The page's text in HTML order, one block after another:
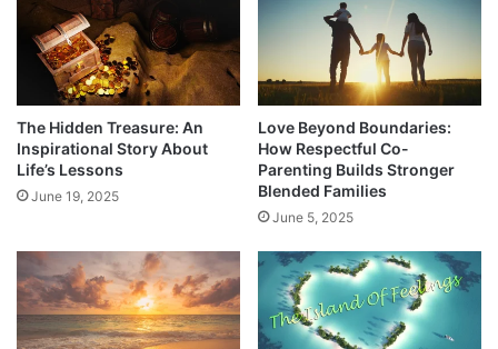
The Hidden Treasure: An
Inspirational Story About
Life’s Lessons
June 19, 2025
Love Beyond Boundaries:
How Respectful Co-
Parenting Builds Stronger
Blended Families
June 5, 2025